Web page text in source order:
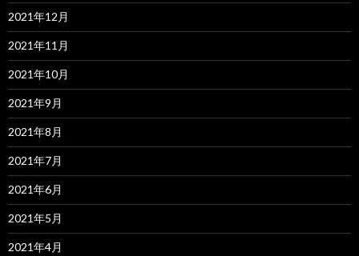
2021年12月
2021年11月
2021年10月
2021年9月
2021年8月
2021年7月
2021年6月
2021年5月
2021年4月